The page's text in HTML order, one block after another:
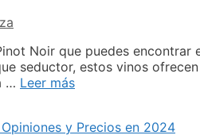
Noir que puedes
seductor, estos vinos
… Leer másDescubre
Pinot